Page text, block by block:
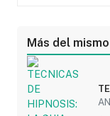
Más del